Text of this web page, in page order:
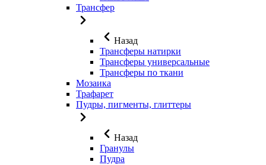
Трансфер
Назад
Трансферы натирки
Трансферы универсальные
Трансферы по ткани
Мозаика
Трафарет
Пудры, пигменты, глиттеры
Назад
Гранулы
Пудра